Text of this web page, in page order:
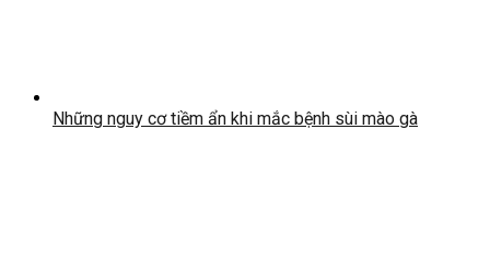
Những nguy cơ tiềm ẩn khi mắc bệnh sùi mào gà